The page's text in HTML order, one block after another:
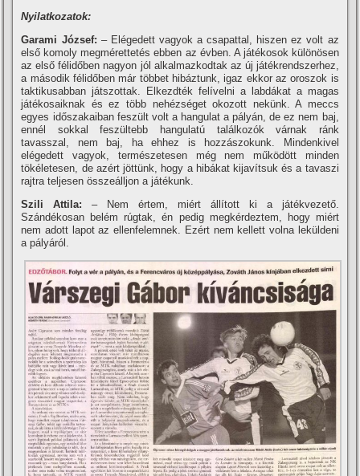
Nyilatkozatok:
Garami József: – Elégedett vagyok a csapattal, hiszen ez volt az
első komoly megmérettetés ebben az évben. A játékosok különösen
az első félidőben nagyon jól alkalmazkodtak az új játékrendszerhez,
a második félidőben már többet hibáztunk, igaz ekkor az oroszok is
taktikusabban játszottak. Elkezdték felí­velni a labdákat a magas
játékosaiknak és ez több nehézséget okozott nekünk. A meccs
egyes időszakaiban feszült volt a hangulat a pályán, de ez nem baj,
ennél sokkal feszültebb hangulatú találkozók várnak ránk
tavasszal, nem baj, ha ehhez is hozzászokunk. Mindenkivel
elégedett vagyok, természetesen még nem működött minden
tökéletesen, de azért jöttünk, hogy a hibákat kijaví­tsuk és a tavaszi
rajtra teljesen összeálljon a játékunk.
Szili Attila:– Nem értem, miért állí­tott ki a játékvezető.
Szándékosan belém rúgtak, én pedig megkérdeztem, hogy miért
nem adott lapot az ellenfelemnek. Ezért nem kellett volna leküldeni
a pályáról.